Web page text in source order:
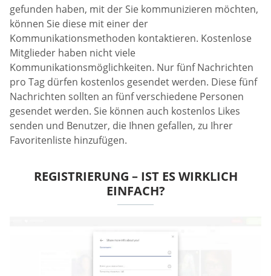
gefunden haben, mit der Sie kommunizieren möchten,
können Sie diese mit einer der
Kommunikationsmethoden kontaktieren. Kostenlose
Mitglieder haben nicht viele
Kommunikationsmöglichkeiten. Nur fünf Nachrichten
pro Tag dürfen kostenlos gesendet werden. Diese fünf
Nachrichten sollten an fünf verschiedene Personen
gesendet werden. Sie können auch kostenlos Likes
senden und Benutzer, die Ihnen gefallen, zu Ihrer
Favoritenliste hinzufügen.
REGISTRIERUNG – IST ES WIRKLICH
EINFACH?